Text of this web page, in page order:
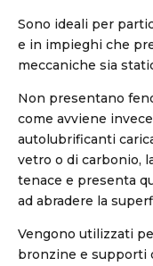
Sono ideali per
e in impieghi che
meccaniche sia
Non presentano
come avviene
autolubrificanti
vetro o di carbonio,
tenace e presenta
ad abradere la
Vengono utilizzati
bronzine e supporti